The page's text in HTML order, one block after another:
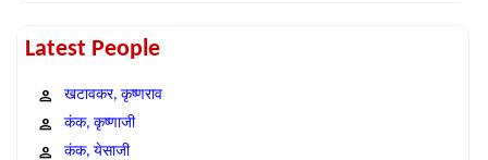
Latest People
खटावकर, कृष्णराव
कंक, कृष्णाजी
कंक, येसाजी